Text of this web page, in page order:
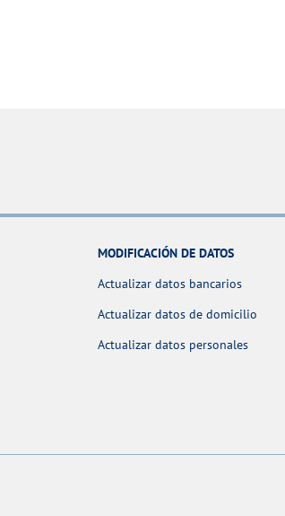
MODIFICACIÓN DE DATOS
Actualizar datos bancarios
Actualizar datos de domicilio
Actualizar datos personales